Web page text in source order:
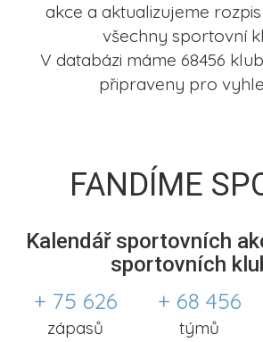
akce a aktualizujeme
všechny sportovní
V databázi máme 68456
připraveny pro
FANDÍME
Kalendář sportovních
sportovních
+ 75 626
zápasů
+ 68 456
týmů